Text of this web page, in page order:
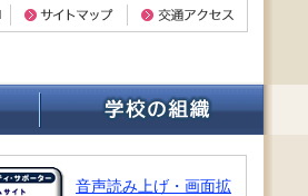
音声読み上げ・画面拡